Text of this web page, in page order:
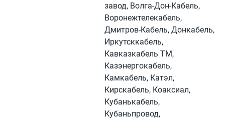
завод, Волга-Дон-Кабель,
Воронежтелекабель,
Дмитров-Кабель, Донкабель,
Иркутсккабель,
Кавказкабель ТМ,
Казэнергокабель,
Камкабель, Катэл,
Кирскабель, Коаксиал,
Кубанькабель,
Кубаньпровод,